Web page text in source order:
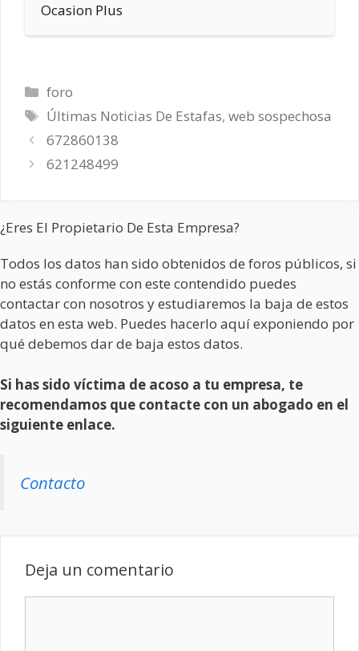
Ocasion Plus
Categorías
foro
Etiquetas
Últimas Noticias De Estafas,web sospechosa
672860138
621248499
¿Eres El Propietario De Esta Empresa?
Todos los datos han sido obtenidos de foros públicos, si
no estás conforme con este contendido puedes
contactar con nosotros y estudiaremos la baja de estos
datos en esta web. Puedes hacerlo aquí exponiendo por
qué debemos dar de baja estos datos.
Si has sido víctima de acoso a tu empresa, te
recomendamos que contacte con un abogado en el
siguiente enlace.
Contacto
Deja un comentario